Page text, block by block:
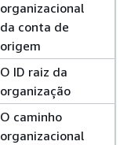
organizacional
da conta de
origem
O ID raiz da
organização
O caminho
organizacional